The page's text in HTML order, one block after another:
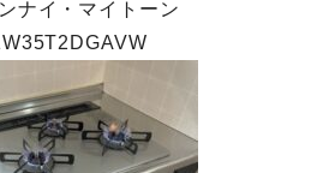
ナイ・マイトーン